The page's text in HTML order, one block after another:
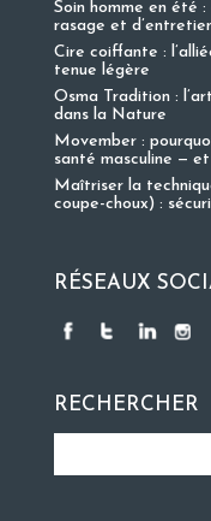
Soin homme en été
rasage et
Cire coiffante :
tenue légère
Osma Tradition :
dans la Nature
Movember :
santé masculine —
Maîtriser la
coupe-choux) :
RÉSEAUX
RECHERCHER